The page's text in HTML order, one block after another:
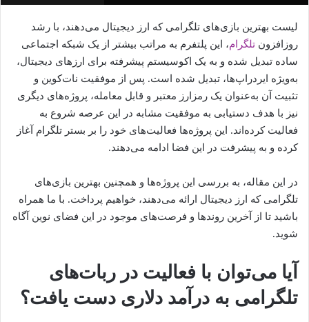
لیست بهترین بازی‌های تلگرامی که ارز دیجیتال می‌دهند، با رشد
روزافزون تلگرام، این پلتفرم به مراتب بیشتر از یک شبکه اجتماعی
ساده تبدیل شده و به یک اکوسیستم پیشرفته برای ارزهای دیجیتال،
به‌ویژه ایردراپ‌ها، تبدیل شده است. پس از موفقیت نات‌کوین و
تثبیت آن به‌عنوان یک رمزارز معتبر و قابل معامله، پروژه‌های دیگری
نیز با هدف دستیابی به موفقیت مشابه در این عرصه شروع به
فعالیت کرده‌اند. این پروژه‌ها فعالیت‌های خود را بر بستر تلگرام آغاز
کرده و به پیشرفت در این فضا ادامه می‌دهند.
در این مقاله، به بررسی این پروژه‌ها و همچنین بهترین بازی‌های
تلگرامی که ارز دیجیتال ارائه می‌دهند، خواهیم پرداخت. با ما همراه
باشید تا از آخرین روندها و فرصت‌های موجود در این فضای نوین آگاه
شوید.
آیا می‌توان با فعالیت در ربات‌های
تلگرامی به درآمد دلاری دست یافت؟